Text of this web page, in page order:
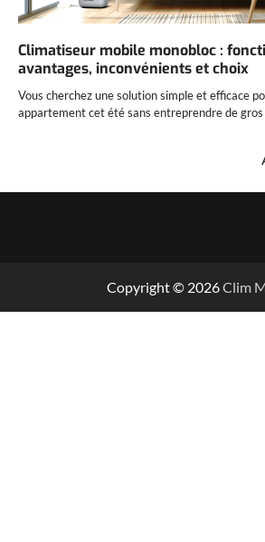
Climatiseur mobile monobloc :
avantages, inconvénients et choix
Vous cherchez une solution simple et efficace
appartement cet été sans entreprendre de
des
Copyright © 2026Clim